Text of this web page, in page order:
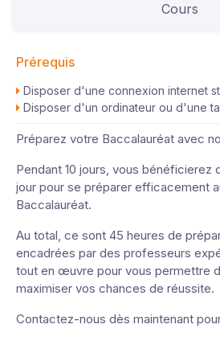
Cours
Prérequis
Disposer d'une connexion internet
Disposer d'un ordinateur ou d'une
Préparez votre Baccalauréat avec
Pendant 10 jours, vous bénéficierez
jour pour se préparer efficacement
Baccalauréat.
Au total, ce sont 45 heures de
encadrées par des professeurs
tout en œuvre pour vous permettre
maximiser vos chances de réussite.
Contactez-nous dès maintenant